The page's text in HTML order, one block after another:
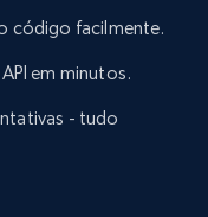
código facilmente.
em minutos.
- tudo